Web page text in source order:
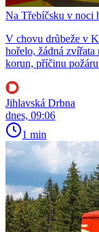
Na Třebíčsku v noci
V chovu drůbeže v
hořelo, žádná
korun, příčinu
Jihlavská Drbna
dnes, 09:06
1 min